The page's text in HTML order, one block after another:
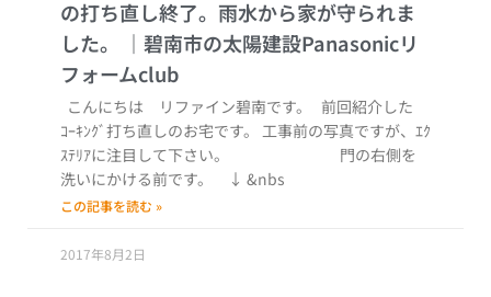
の打ち直し終了。雨水から家が守られま
した。
こんにちは リファイン碧南です。 前回紹介した
ｺｰｷﾝｸﾞ打ち直しのお宅です。 工事前の写真ですが、ｴｸ
ｽﾃﾘｱに注目して下さい。 門の右側を
洗いにかける前です。 ↓ &nbs
この記事を読む »
2017年8月2日